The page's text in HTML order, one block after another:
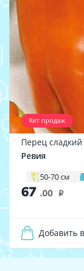
Хит продаж
Перец сладкий
Ревия
50-70 см
67 .00 i
Добавить